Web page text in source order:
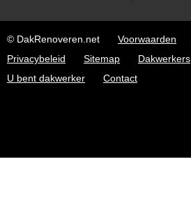
© DakRenoveren.net Voorwaarden
Privacybeleid
Sitemap Dakwerkers
U bent dakwerker
Contact